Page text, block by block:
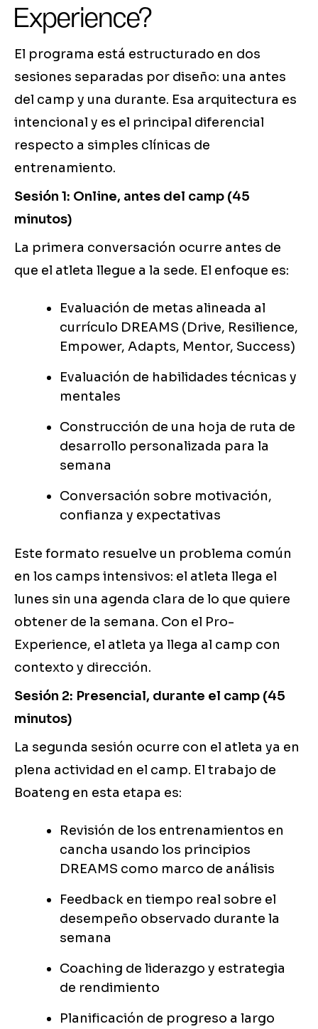
Experience?
El programa está estructurado en dos
sesiones separadas por diseño: una antes
del camp y una durante. Esa arquitectura es
intencional y es el principal diferencial
respecto a simples clínicas de
entrenamiento.
Sesión 1: Online, antes del camp (45
minutos)
La primera conversación ocurre antes de
que el atleta llegue a la sede. El enfoque es:
Evaluación de metas alineada al
currículo DREAMS (Drive, Resilience,
Empower, Adapts, Mentor, Success)
Evaluación de habilidades técnicas y
mentales
Construcción de una hoja de ruta de
desarrollo personalizada para la
semana
Conversación sobre motivación,
confianza y expectativas
Este formato resuelve un problema común
en los camps intensivos: el atleta llega el
lunes sin una agenda clara de lo que quiere
obtener de la semana. Con el Pro-
Experience, el atleta ya llega al camp con
contexto y dirección.
Sesión 2: Presencial, durante el camp (45
minutos)
La segunda sesión ocurre con el atleta ya en
plena actividad en el camp. El trabajo de
Boateng en esta etapa es:
Revisión de los entrenamientos en
cancha usando los principios
DREAMS como marco de análisis
Feedback en tiempo real sobre el
desempeño observado durante la
semana
Coaching de liderazgo y estrategia
de rendimiento
Planificación de progreso a largo